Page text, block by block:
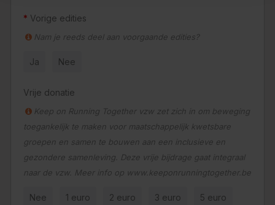
Vorige edities
Nam je reeds deel aan voorgaande edities?
Ja Nee
Vrije donatie
Keep on Running Together vzw zet zich in om beweging
toegankelijk te maken voor maatschappelijk kwetsbare
groepen en samen te bouwen aan een inclusieve en
gezondere samenleving. Deze vrije bijdrage gaat integraal
naar de vzw. Meer info op www.keeponrunningtogether.be
Nee 1 euro 2 euro 3 euro 5 euro